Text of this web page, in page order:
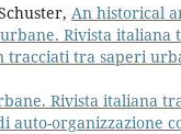
An historical
Rivista
tracciati tra saperi
Rivista italiana
organizzazione